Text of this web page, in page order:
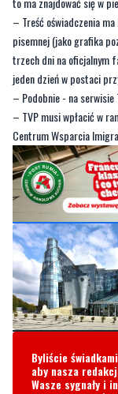
– Treść oświadczenia
pisemnej (jako grafika
trzech dni na oficjalnym
jeden dzień w postaci
– Podobnie - na serwisie
– TVP musi wpłacić w
Centrum Wsparcia
Byliście
aby nasza
Wasze sygnały i